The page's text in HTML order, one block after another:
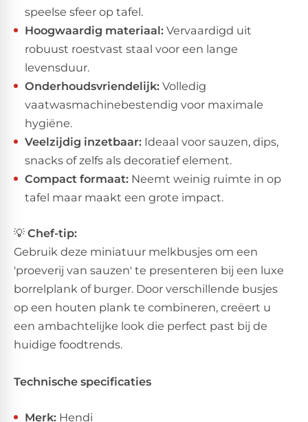
speelse sfeer op tafel.
Hoogwaardig materiaal: Vervaardigd uit
robuust roestvast staal voor een lange
levensduur.
Onderhoudsvriendelijk: Volledig
vaatwasmachinebestendig voor maximale
hygiëne.
Veelzijdig inzetbaar: Ideaal voor sauzen, dips,
snacks of zelfs als decoratief element.
Compact formaat: Neemt weinig ruimte in op
tafel maar maakt een grote impact.
💡Chef-tip:
​Gebruik deze miniatuur melkbusjes om een
'proeverij van sauzen' te presenteren bij een luxe
borrelplank of burger. Door verschillende busjes
op een houten plank te combineren, creëert u
een ambachtelijke look die perfect past bij de
huidige foodtrends.
Technische specificaties
Merk: Hendi